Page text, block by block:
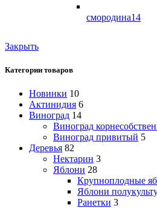
смородина14
Закрыть
Категории товаров
Новинки 10
Актинидия 6
Виноград 14
Виноград
Виноград привитый 5
Деревья 82
Нектарин 3
Яблони 28
Крупноплодные
Яблони
Ранетки 3